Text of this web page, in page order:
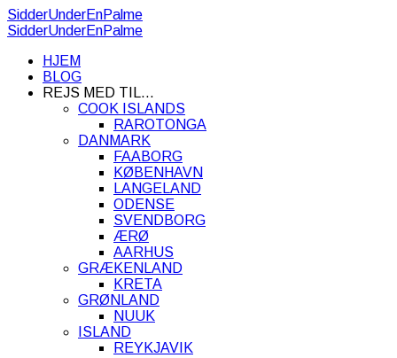
SidderUnderEnPalme
SidderUnderEnPalme
HJEM
BLOG
REJS MED TIL…
COOK ISLANDS
RAROTONGA
DANMARK
FAABORG
KØBENHAVN
LANGELAND
ODENSE
SVENDBORG
ÆRØ
AARHUS
GRÆKENLAND
KRETA
GRØNLAND
NUUK
ISLAND
REYKJAVIK